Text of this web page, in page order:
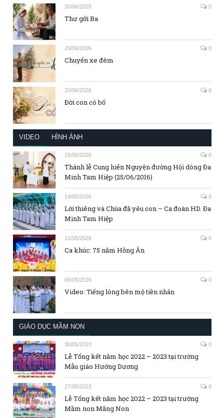
20/06/2026 0
Thư gởi Ba
20/06/2026 0
Chuyến xe đêm
20/06/2026 0
Đời con có bố
VIDEO HÌNH ẢNH
25/06/2026 0
Thánh lễ Cung hiến Nguyện đường Hội dòng Đa
Minh Tam Hiệp (25/06/2016)
14/05/2026 0
Lời thiêng và Chúa đã yêu con – Ca đoàn HD. Đa
Minh Tam Hiệp
11/05/2026 0
Ca khúc: 75 năm Hồng Ân
06/05/2026 0
Video: Tiếng lòng bên mộ tiền nhân
GIÁO DỤC MẦM NON
30/05/2023 0
Lễ Tổng kết năm học 2022 – 2023 tại trường
Mẫu giáo Hướng Dương
27/05/2023 0
Lễ Tổng kết năm học 2022 – 2023 tại trường
Mầm non Măng Non